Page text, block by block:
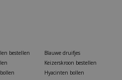
bestellen
Blauwe druifjes
Keizerskroon bestellen
Hyacinten bollen